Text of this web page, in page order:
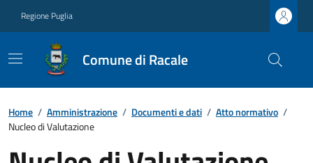
Regione Puglia
Comune di Racale
Home / Amministrazione / Documenti e dati / Atto normativo /
Nucleo di Valutazione